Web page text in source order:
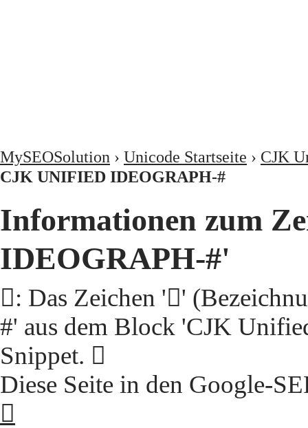
MySEOSolution › Unicode Startseite › CJK
CJK UNIFIED IDEOGRAPH-#
Informationen zum
IDEOGRAPH-#'
𩬉: Das Zeichen '𩬉'
#' aus dem Block 'CJK
Snippet. 𩬉
Diese Seite in den Google-
𩬉